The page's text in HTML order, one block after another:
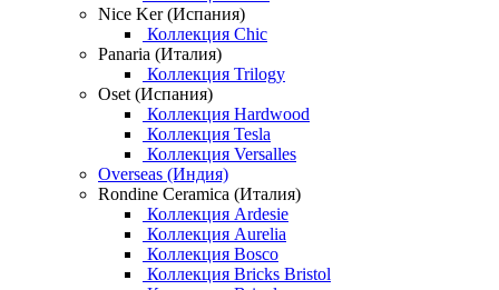
Nice Ker (Испания)
Коллекция Chic
Panaria (Италия)
Коллекция Trilogy
Oset (Испания)
Коллекция Hardwood
Коллекция Tesla
Коллекция Versalles
Overseas (Индия)
Rondine Ceramica (Италия)
Коллекция Ardesie
Коллекция Aurelia
Коллекция Bosco
Коллекция Bricks Bristol